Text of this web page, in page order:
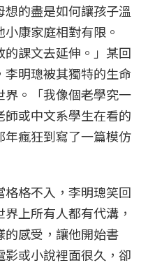
的盡是如何讓孩子溫
康家庭相對有限。
的課文去延伸。」某回
明璁被其獨特的生命
。「我像個老學究一
或中文系學生在看的
年瘋狂到寫了一篇模仿
格不入，李明璁笑回
界上所有人都有代溝，
感受，讓他開始書
或小說裡面很久，卻